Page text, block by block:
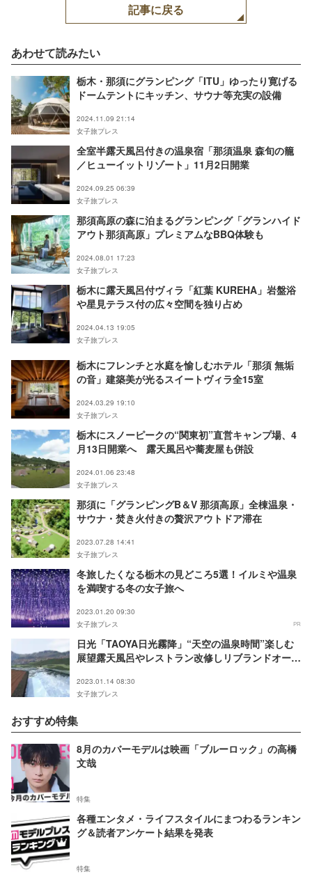
記事に戻る
あわせて読みたい
栃木・那須にグランピング「ITU」ゆったり寛げる
ドームテントにキッチン、サウナ等充実の設備
2024.11.09 21:14
女子旅プレス
全室半露天風呂付きの温泉宿「那須温泉 森旬の籠
／ヒューイットリゾート」11月2日開業
2024.09.25 06:39
女子旅プレス
那須高原の森に泊まるグランピング「グランハイド
アウト那須高原」プレミアムなBBQ体験も
2024.08.01 17:23
女子旅プレス
栃木に露天風呂付ヴィラ「紅葉 KUREHA」岩盤浴
や星見テラス付の広々空間を独り占め
2024.04.13 19:05
女子旅プレス
栃木にフレンチと水庭を愉しむホテル「那須 無垢
の音」建築美が光るスイートヴィラ全15室
2024.03.29 19:10
女子旅プレス
栃木にスノーピークの“関東初”直営キャンプ場、4
月13日開業へ 露天風呂や蕎麦屋も併設
2024.01.06 23:48
女子旅プレス
那須に「グランピングB＆V 那須高原」全棟温泉・
サウナ・焚き火付きの贅沢アウトドア滞在
2023.07.28 14:41
女子旅プレス
冬旅したくなる栃木の見どころ5選！イルミや温泉
を満喫する冬の女子旅へ
2023.01.20 09:30
女子旅プレス
PR
日光「TAOYA日光霧降」“天空の温泉時間”楽しむ
展望露天風呂やレストラン改修しリブランドオープ
2023.01.14 08:30
女子旅プレス
おすすめ特集
8月のカバーモデルは映画「ブルーロック」の高橋
文哉
特集
各種エンタメ・ライフスタイルにまつわるランキン
グ＆読者アンケート結果を発表
特集